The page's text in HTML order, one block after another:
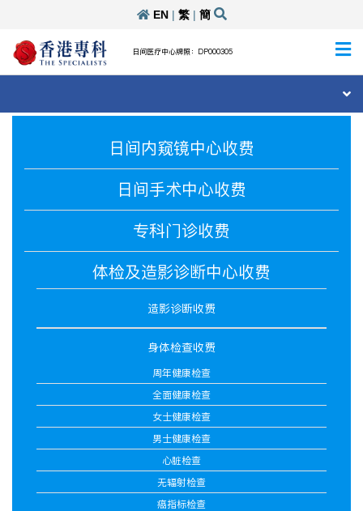
EN| 繁| 簡
日间医疗中心牌照：DP000305
日间内窥镜中心收费
日间手术中心收费
专科门诊收费
体检及造影诊断中心收费
造影诊断收费
身体检查收费
周年健康检查
全面健康检查
女士健康检查
男士健康检查
心脏检查
无辐射检查
癌指标检查